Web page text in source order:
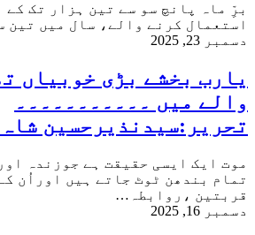
برِّ ماہ پانچ سو سے تین ہزار تک کے
استعمال کرنے والے، سال میں
دسمبر 23, 2025
یارب بخشے بڑی خوبیاں
والے میں ۔۔۔۔۔۔۔۔۔۔۔
تحریر:سیدنذیرحسین شاہ
موت ایک ایسی حقیقت ہے جوزندہ
تمام بندھن ٹوٹ جاتے ہیں اوراُن
قربتین ،روابطہ…
دسمبر 16, 2025